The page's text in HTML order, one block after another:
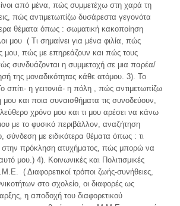
από μένα, πώς συμμετέχω στη χαρά τη
πώς αντιμετωπίζω δυσάρεστα γεγονότα
θέματα όπως : σωματική κακοποίηση
μου ( Τι σημαίνει για μένα φιλία, πώς
μου, πώς με επηρεάζουν και πώς τους
συνδυάζονται η συμμετοχή σε μια παρέα/
της μοναδικότητας κάθε ατόμου. 3). Το
σπίτι- η γειτονιά- η πόλη , πώς αντιμετωπίζω
μου και ποια συναισθήματα τις συνοδεύουν,
χρόνο μου και τι μου αρέσει να κάνω
με το φυσικό περιβάλλον, αναζήτηση
σύνδεση με ειδικότερα θέματα όπως : τι
στην πρόκληση ατυχήματος, πώς μπορώ να
μου.) 4). Κοινωνικές και Πολιτισμικές
( Διαφορετικοί τρόποι ζωής-συνήθειες,
στο σχολείο, οι διαφορές ως
η αποδοχή του διαφορετικού